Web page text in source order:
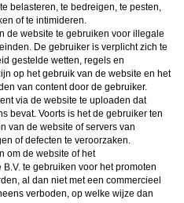
belasteren, te bedreigen, te pesten,
of te intimideren.
de website te gebruiken voor illegale
De gebruiker is verplicht zich te
gestelde wetten, regels en
op het gebruik van de website en het
van content door de gebruiker.
via de website te uploaden dat
bevat. Voorts is het de gebruiker ten
van de website of servers van
of defecten te veroorzaken.
om de website of het
te gebruiken voor het promoten
al dan niet met een commercieel
verboden, op welke wijze dan